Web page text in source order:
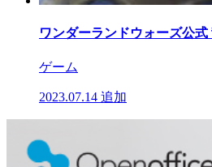
ワンダーランドウォーズ公式
ゲーム
2023.07.14 追加